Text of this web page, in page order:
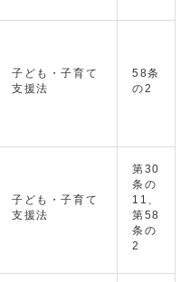
子ども・子育て
支援法
58条
の2
子ども・子育て
支援法
第30
条の
11、
第58
条の
2